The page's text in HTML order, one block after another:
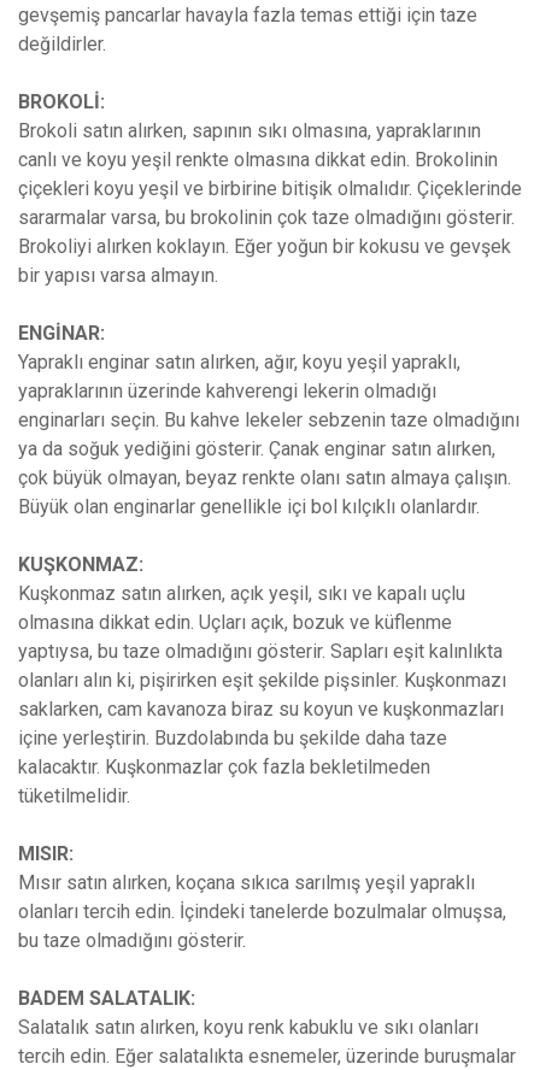
gevşemiş pancarlar havayla fazla temas ettiği için taze
değildirler.
BROKOLİ:
Brokoli satın alırken, sapının sıkı olmasına, yapraklarının
canlı ve koyu yeşil renkte olmasına dikkat edin. Brokolinin
çiçekleri koyu yeşil ve birbirine bitişik olmalıdır. Çiçeklerinde
sararmalar varsa, bu brokolinin çok taze olmadığını gösterir.
Brokoliyi alırken koklayın. Eğer yoğun bir kokusu ve gevşek
bir yapısı varsa almayın.
ENGİNAR:
Yapraklı enginar satın alırken, ağır, koyu yeşil yapraklı,
yapraklarının üzerinde kahverengi lekerin olmadığı
enginarları seçin. Bu kahve lekeler sebzenin taze olmadığını
ya da soğuk yediğini gösterir. Çanak enginar satın alırken,
çok büyük olmayan, beyaz renkte olanı satın almaya çalışın.
Büyük olan enginarlar genellikle içi bol kılçıklı olanlardır.
KUŞKONMAZ:
Kuşkonmaz satın alırken, açık yeşil, sıkı ve kapalı uçlu
olmasına dikkat edin. Uçları açık, bozuk ve küflenme
yaptıysa, bu taze olmadığını gösterir. Sapları eşit kalınlıkta
olanları alın ki, pişirirken eşit şekilde pişsinler. Kuşkonmazı
saklarken, cam kavanoza biraz su koyun ve kuşkonmazları
içine yerleştirin. Buzdolabında bu şekilde daha taze
kalacaktır. Kuşkonmazlar çok fazla bekletilmeden
tüketilmelidir.
MISIR:
Mısır satın alırken, koçana sıkıca sarılmış yeşil yapraklı
olanları tercih edin. İçindeki tanelerde bozulmalar olmuşsa,
bu taze olmadığını gösterir.
BADEM SALATALIK:
Salatalık satın alırken, koyu renk kabuklu ve sıkı olanları
tercih edin. Eğer salatalıkta esnemeler, üzerinde buruşmalar